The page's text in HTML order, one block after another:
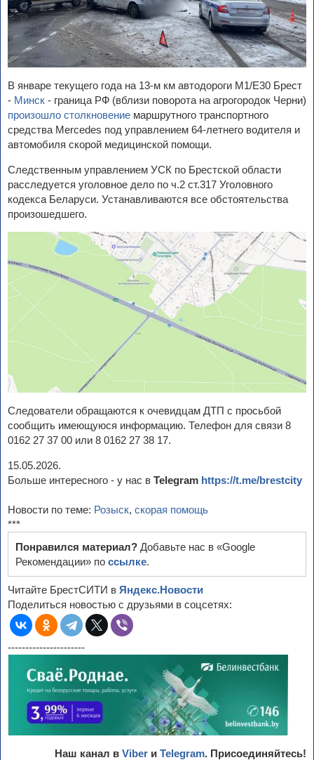
В январе текущего года на 13-м км автодороги М1/Е30 Брест
- Минск - граница РФ (вблизи поворота на агрогородок Черни)
произошло столкновение маршрутного транспортного
средства Mercedes под управлением 64-летнего водителя и
автомобиля скорой медицинской помощи.
Следственным управлением УСК по Брестской области
расследуется уголовное дело по ч.2 ст.317 Уголовного
кодекса Беларуси. Устанавливаются все обстоятельства
произошедшего.
Следователи обращаются к очевидцам ДТП с просьбой
сообщить имеющуюся информацию. Телефон для связи 8
0162 27 37 00 или 8 0162 27 38 17.
15.05.2026.
Больше интересного - у нас в Telegram https://t.me/brestcity
Новости по теме: Розыск, скорая помощь
***
Понравился материал? Добавьте нас в «Google
Рекомендации» по ссылке.
Читайте БрестСИТИ в Яндекс.Новости
Поделиться новостью с друзьями в соцсетях:
----------------------
Наш канал в Viber и Telegram. Присоединяйтесь!